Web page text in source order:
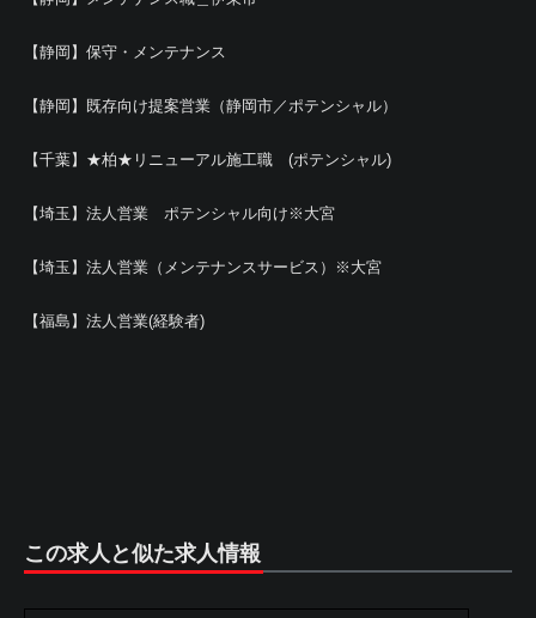
【静岡】保守・メンテナンス
【静岡】既存向け提案営業（静岡市／ポテンシャル）
【千葉】★柏★リニューアル施工職 (ポテンシャル)
【埼玉】法人営業 ポテンシャル向け※大宮
【埼玉】法人営業（メンテナンスサービス）※大宮
【福島】法人営業(経験者)
この求人と似た求人情報